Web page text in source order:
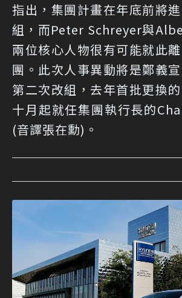
指出，集團計畫在年底前將
組，而Peter Schreyer與
兩位核心人物很有可能就此
團。此次人事異動將是鄭義
第二次改組，去年首批更換
十月起就任集團執行長的
(音譯張在勳)。